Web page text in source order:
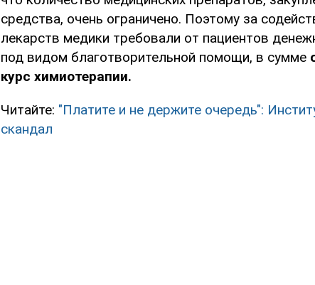
средства, очень ограничено. Поэтому за
лекарств медики требовали от пациентов
под видом благотворительной помощи, в сумме
курс химиотерапии.
Читайте: "Платите и не держите очередь":
скандал